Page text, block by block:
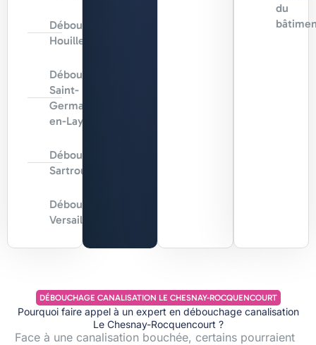
Débouchage
Houilles
Débouchage
Saint-
Germain-
en-Laye
Débouchage
Sartrouville
Débouchage
Versailles
du
DÉBOUCHAGE CANALISATION LE CHESNAY-ROCQUENCOURT
Pourquoi faire appel à un expert en débouchage canalisation
Le Chesnay-Rocquencourt ?
Face à une canalisation bouchée, certains pourraient